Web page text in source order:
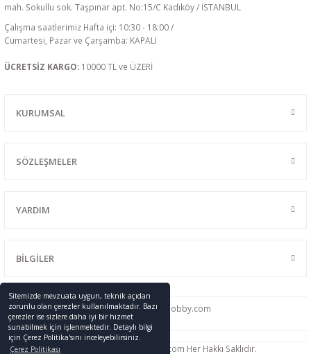
Sitemizde mevzuata uygun, teknik açıdan
zorunlu olan çerezler kullanılmaktadır. Bazı
çerezler ise sizlere daha iyi bir hizmet
sunabilmek için işlenmektedir. Detaylı bilgi
için Çerez Politika'sını inceleyebilirsiniz.
Çerez Politikası
mah. Sokullu sok. Taşpınar apt. No:15/C Kadıköy / İSTANBUL
Çalışma saatlerimiz Hafta içi: 10:30 - 18:00 /
Cumartesi, Pazar ve Çarşamba: KAPALI
ÜCRETSİZ KARGO: 10000 TL ve ÜZERİ
KURUMSAL
SÖZLEŞMELER
YARDIM
BİLGİLER
0216 428 46 91 info@promodelhobby.com
Telif Hakkı © 2005-2023 promodelhobby.com Her Hakkı Saklıdır.